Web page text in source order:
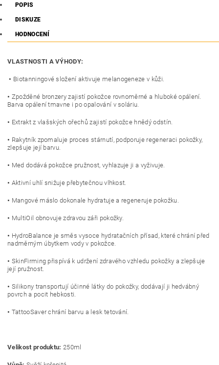
POPIS
DISKUZE
HODNOCENÍ
VLASTNOSTI A VÝHODY:
• Biotanningové složení aktivuje melanogeneze v kůži.
• Zpožděné bronzery zajistí pokožce rovnoměrné a hluboké opálení.
Barva opálení tmavne i po opalování v soláriu.
• Extrakt z vlašských ořechů zajistí pokožce hnědý odstín.
• Rakytník zpomaluje proces stárnutí, podporuje regeneraci pokožky,
zlepšuje její barvu.
• Med dodává pokožce pružnost, vyhlazuje ji a vyživuje.
• Aktivní uhlí snižuje přebytečnou vlhkost.
• Mangové máslo dokonale hydratuje a regeneruje pokožku.
• MultiOil obnovuje zdravou záři pokožky.
• HydroBalance je směs vysoce hydratačních přísad, které chrání před
nadměrným úbytkem vody v pokožce.
• SkinFirming přispívá k udržení zdravého vzhledu pokožky a zlepšuje
její pružnost.
• Silikony transportují účinné látky do pokožky, dodávají ji hedvábný
povrch a pocit hebkosti.
• TattooSaver chrání barvu a lesk tetování.
Velikost produktu: 250ml